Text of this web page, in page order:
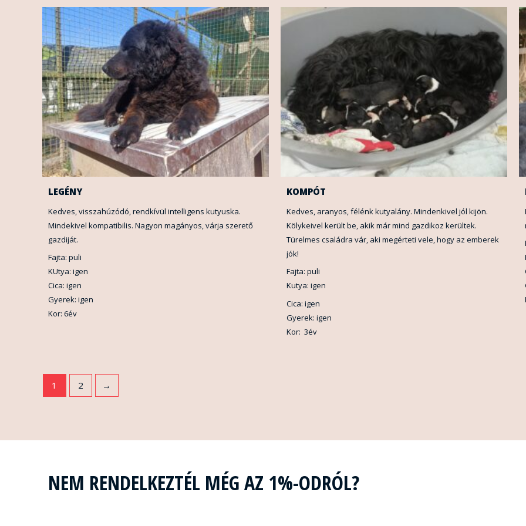
LEGÉNY
Kedves, visszahúzódó, rendkívül intelligens kutyuska.
Mindekivel kompatibilis. Nagyon magányos, várja szerető
gazdiját.
Fajta: puli
KUtya: igen
Cica: igen
Gyerek: igen
Kor: 6év
KOMPÓT
Kedves, aranyos, félénk kutyalány. Mindenkivel jól kijön.
Kölykeivel került be, akik már mind gazdikoz kerültek.
Türelmes családra vár, aki megérteti vele, hogy az emberek
jók!
Fajta: puli
Kutya: igen
Cica: igen
Gyerek: igen
Kor: 3év
1 2 →
NEM RENDELKEZTÉL MÉG AZ 1%-ODRÓL?